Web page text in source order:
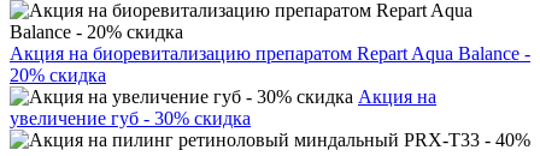
Акция на биоревитализацию препаратом Repart Aqua Balance -
20% скидка
Акция на
увеличение губ - 30% скидка